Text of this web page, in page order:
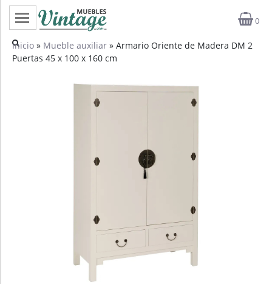
0
Categorías
Inicio » Mueble auxiliar » Armario Oriente de Madera DM 2
Puertas 45 x 100 x 160 cm